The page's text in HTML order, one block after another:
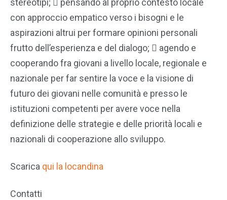
stereotipi;  pensando al proprio contesto locale
con approccio empatico verso i bisogni e le
aspirazioni altrui per formare opinioni personali
frutto dell’esperienza e del dialogo;  agendo e
cooperando fra giovani a livello locale, regionale e
nazionale per far sentire la voce e la visione di
futuro dei giovani nelle comunità e presso le
istituzioni competenti per avere voce nella
definizione delle strategie e delle priorità locali e
nazionali di cooperazione allo sviluppo.
Scarica qui la locandina
Contatti